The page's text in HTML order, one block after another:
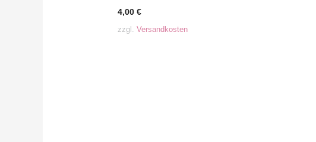
4,00 €
zzgl. Versandkosten